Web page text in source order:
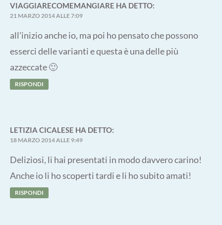
VIAGGIARECOMEMANGIARE HA DETTO:
21 MARZO 2014 ALLE 7:09
all'inizio anche io, ma poi ho pensato che possono
esserci delle varianti e questa è una delle più
azzeccate 🙂
RISPONDI
LETIZIA CICALESE HA DETTO:
18 MARZO 2014 ALLE 9:49
Deliziosi, li hai presentati in modo davvero carino!
Anche io li ho scoperti tardi e li ho subito amati!
RISPONDI